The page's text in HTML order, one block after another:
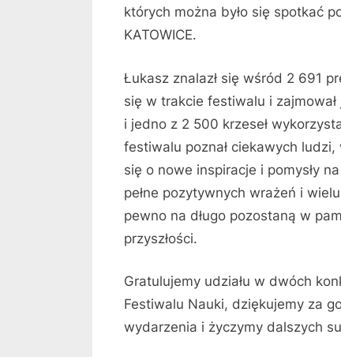
których można było się spotkać
KATOWICE.
Łukasz znalazł się wśród 2 691
się w trakcie festiwalu i
i jedno z 2 500 krzeseł
festiwalu poznał ciekawych
się o nowe inspiracje i pomysły
pełne pozytywnych wrażeń i
pewno na długo pozostaną w
przyszłości.
Gratulujemy udziału w dwóch
Festiwalu Nauki, dziękujemy za
wydarzenia i życzymy dalszych